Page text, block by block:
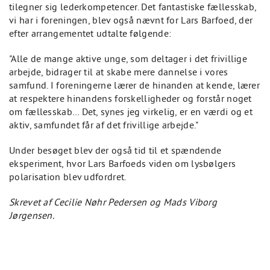
tilegner sig lederkompetencer. Det fantastiske fællesskab,
vi har i foreningen, blev også nævnt for Lars Barfoed, der
efter arrangementet udtalte følgende:
"Alle de mange aktive unge, som deltager i det frivillige
arbejde, bidrager til at skabe mere dannelse i vores
samfund. I foreningerne lærer de hinanden at kende, lærer
at respektere hinandens forskelligheder og forstår noget
om fællesskab… Det, synes jeg virkelig, er en værdi og et
aktiv, samfundet får af det frivillige arbejde."
Under besøget blev der også tid til et spændende
eksperiment, hvor Lars Barfoeds viden om lysbølgers
polarisation blev udfordret.
Skrevet af Cecilie Nøhr Pedersen og Mads Viborg
Jørgensen.